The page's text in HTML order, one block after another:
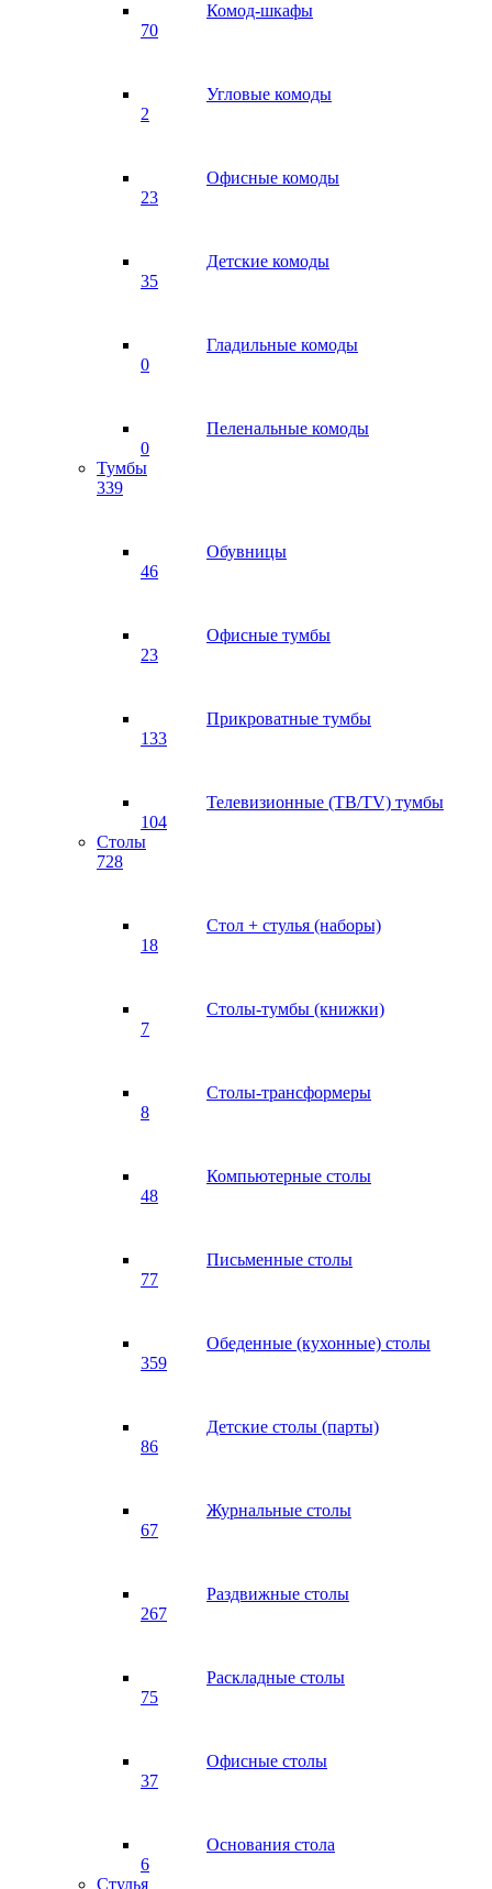
Комод-шкафы
70
Угловые комоды
2
Офисные комоды
23
Детские комоды
35
Гладильные комоды
0
Пеленальные комоды
0
Тумбы
339
Обувницы
46
Офисные тумбы
23
Прикроватные тумбы
133
Телевизионные (ТВ/TV) тумбы
104
Столы
728
Стол + стулья (наборы)
18
Столы-тумбы (книжки)
7
Столы-трансформеры
8
Компьютерные столы
48
Письменные столы
77
Обеденные (кухонные) столы
359
Детские столы (парты)
86
Журнальные столы
67
Раздвижные столы
267
Раскладные столы
75
Офисные столы
37
Основания стола
6
Стулья